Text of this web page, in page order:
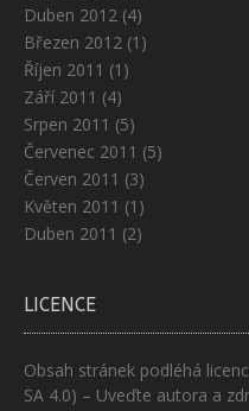
Duben 2012 (4)
Březen 2012 (1)
Říjen 2011 (1)
Září 2011 (4)
Srpen 2011 (5)
Červenec 2011 (5)
Červen 2011 (3)
Květen 2011 (1)
Duben 2011 (2)
LICENCE
Obsah stránek podléhá
SA 4.0) – Uveďte autora a